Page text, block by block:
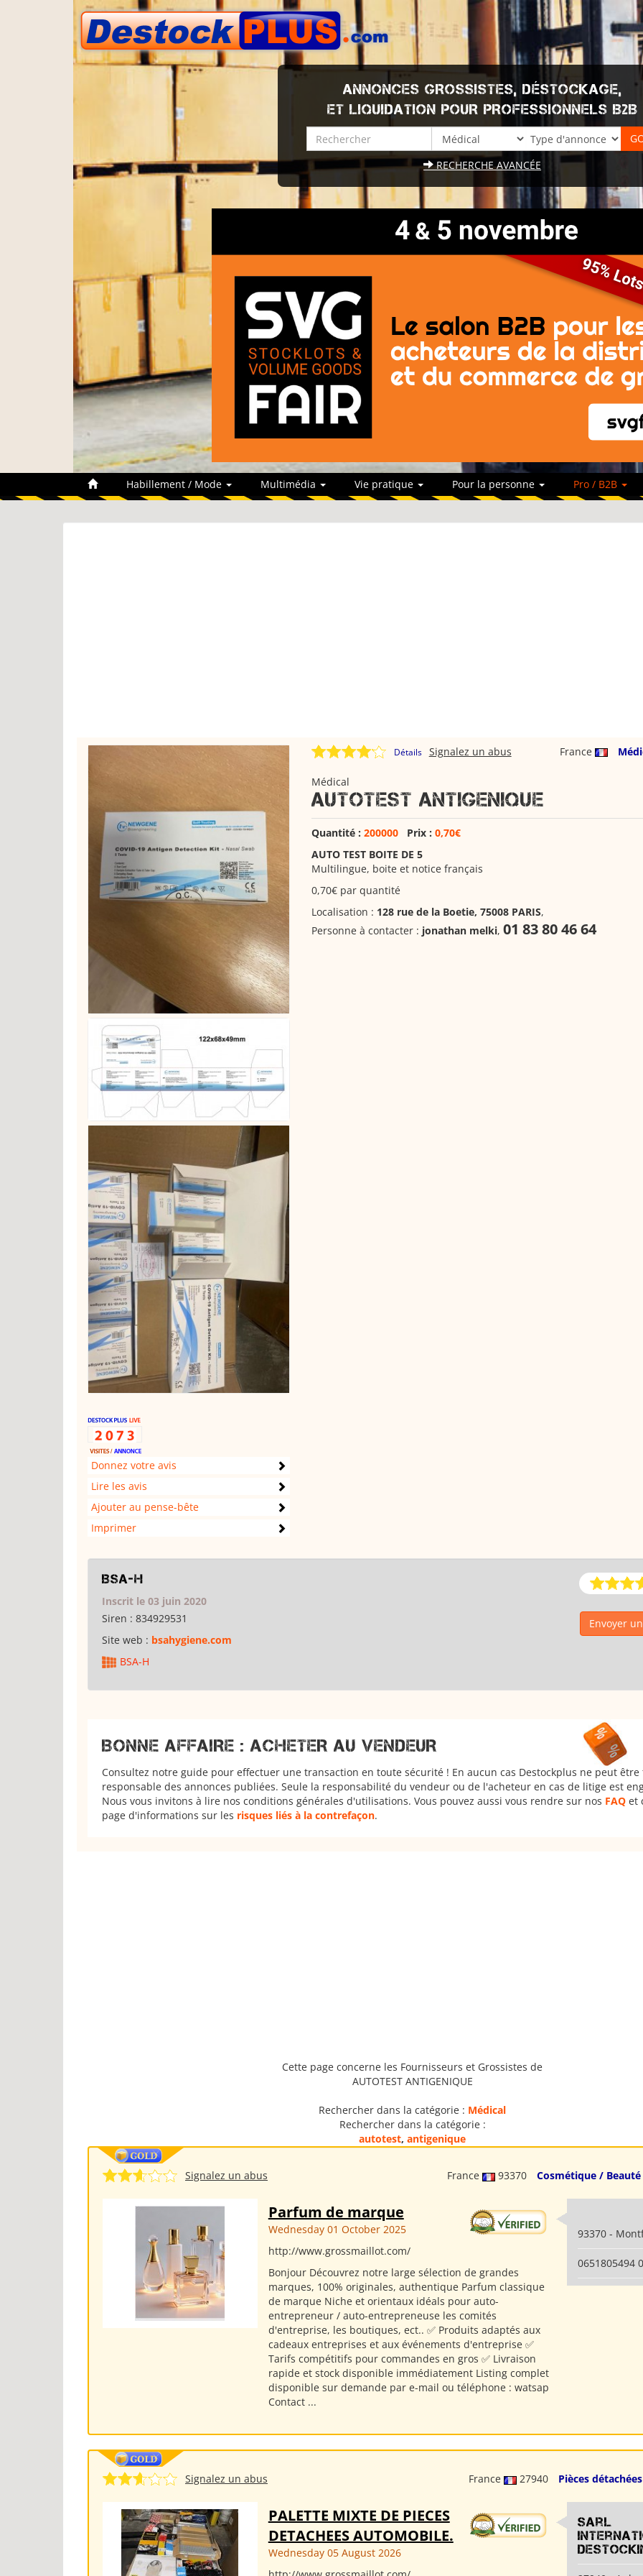
ANNONCES GROSSISTES, DÉSTOCKAGE,
ET LIQUIDATION POUR PROFESSIONNELS B2B
RECHERCHE AVANCÉE
Habillement / Mode Multimédia Vie pratique Pour la personne Pro / B2B
Donnez votre avis
Lire les avis
Ajouter au pense-bête
Imprimer
Détails France
Signalez un abus
Médical
AUTOTEST ANTIGENIQUE
Quantité : 200000Prix : 0,70€
AUTO TEST BOITE DE 5
Multilingue, boite et notice français
0,70€ par quantité
Localisation : 128 rue de la Boetie, 75008 PARIS,
Personne à contacter : jonathan melki, 01 83 80 46 64
BSA-H
Inscrit le 03 juin 2020
Siren : 834929531
Site web : bsahygiene.com
Envoyer
BSA-H
BONNE AFFAIRE : ACHETER AU VENDEUR
Consultez notre guide pour effectuer une transaction en toute sécurité ! En aucun cas Destockplus ne peut être
responsable des annonces publiées. Seule la responsabilité du vendeur ou de l'acheteur en cas de litige est
Nous vous invitons à lire nos conditions générales d'utilisations. Vous pouvez aussi vous rendre sur nos FAQ et
page d'informations sur les risques liés à la contrefaçon.
Cette page concerne les Fournisseurs et Grossistes de
AUTOTEST ANTIGENIQUE
Rechercher dans la catégorie : Médical
Rechercher dans la catégorie :
autotest, antigenique
France 93370 Cosmétique / Beauté
Signalez un abus
Parfum de marque
Wednesday 01 October 2025
http://www.grossmaillot.com/
Bonjour Découvrez notre large sélection de grandes
marques, 100% originales, authentique Parfum classique
de marque Niche et orientaux idéals pour auto-
entrepreneur / auto-entrepreneuse les comités
d'entreprise, les boutiques, ect.. ✅ Produits adaptés aux
cadeaux entreprises et aux événements d'entreprise ✅
Tarifs compétitifs pour commandes en gros ✅ Livraison
rapide et stock disponible immédiatement Listing complet
disponible sur demande par e-mail ou téléphone : watsap
Contact ...
93370 -
0651805494
France 27940 Pièces détachées
Signalez un abus
PALETTE MIXTE DE PIECES
DETACHEES AUTOMOBILE.
Wednesday 05 August 2026
Sarl